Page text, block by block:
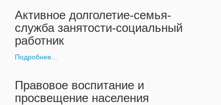
Активное долголетие-семья-
служба занятости-социальный
работник
Подробнее...
Правовое воспитание и
просвещение населения